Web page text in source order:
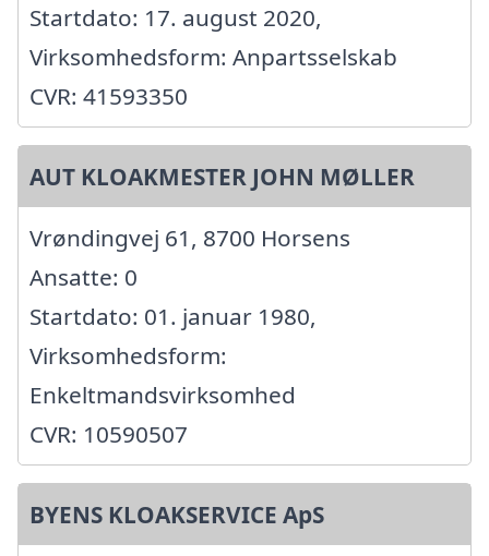
Startdato: 17. august 2020,
Virksomhedsform: Anpartsselskab
CVR: 41593350
AUT KLOAKMESTER JOHN MØLLER
Vrøndingvej 61, 8700 Horsens
Ansatte: 0
Startdato: 01. januar 1980,
Virksomhedsform:
Enkeltmandsvirksomhed
CVR: 10590507
BYENS KLOAKSERVICE ApS